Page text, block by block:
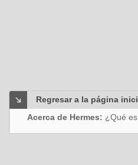
Regresar a la página
Acerca de Hermes: ¿Qué